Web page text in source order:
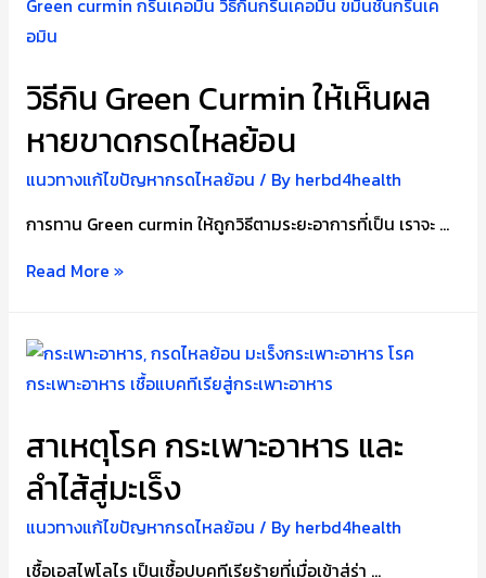
ไหล
ย้อน
กัน
อย่างไร
วิธีกิน Green Curmin ให้เห็นผล
หายขาดกรดไหลย้อน
แนวทางแก้ไขปัญหากรดไหลย้อน / By herbd4health
การทาน Green curmin ให้ถูกวิธีตามระยะอาการที่เป็น เราจะ …
วิธี
Curmin
ให้
ผล
หายขาด
Read More »
สาเหตุโรค กระเพาะอาหาร และ
ลำไส้สู่มะเร็ง
แนวทางแก้ไขปัญหากรดไหลย้อน / By herbd4health
เชื้อเอสไพโลไร เป็นเชื้อปบคทีเรียร้ายที่เมื่อเข้าสู่ร่า …